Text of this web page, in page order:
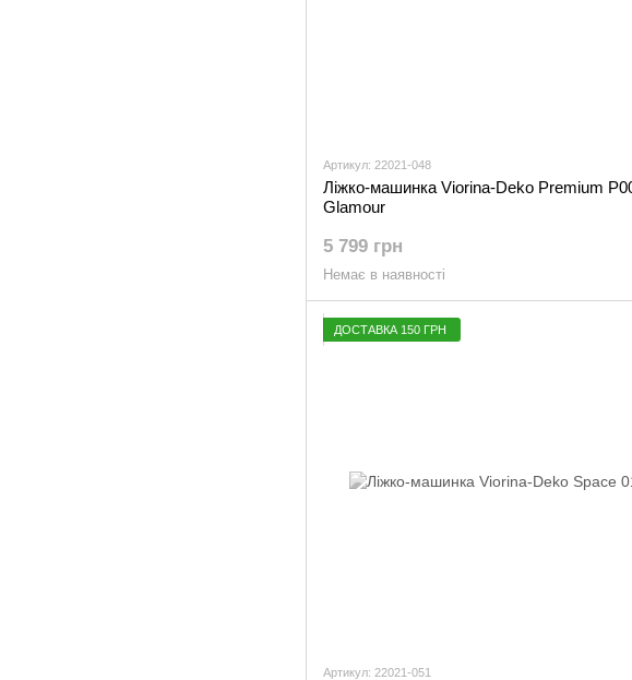
Артикул: 22021-048
Ліжко-машинка Viorina-Deko Premium
Glamour
5 799 грн
Немає в наявності
ДОСТАВКА 150 ГРН
Артикул: 22021-051